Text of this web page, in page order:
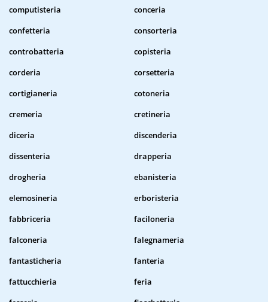
computisteria
conceria
confetteria
consorteria
controbatteria
copisteria
corderia
corsetteria
cortigianeria
cotoneria
cremeria
cretineria
diceria
discenderia
dissenteria
drapperia
drogheria
ebanisteria
elemosineria
erboristeria
fabbriceria
faciloneria
falconeria
falegnameria
fantasticheria
fanteria
fattucchieria
feria